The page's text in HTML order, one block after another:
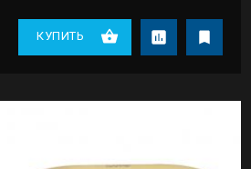
КУПИТЬ